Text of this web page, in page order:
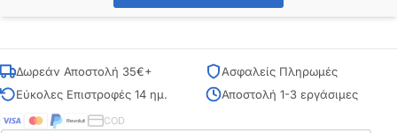
Δωρεάν Αποστολή 35€+
Ασφαλείς Πληρωμές
Εύκολες Επιστροφές 14 ημ.
Αποστολή 1-3 εργάσιμες
COD